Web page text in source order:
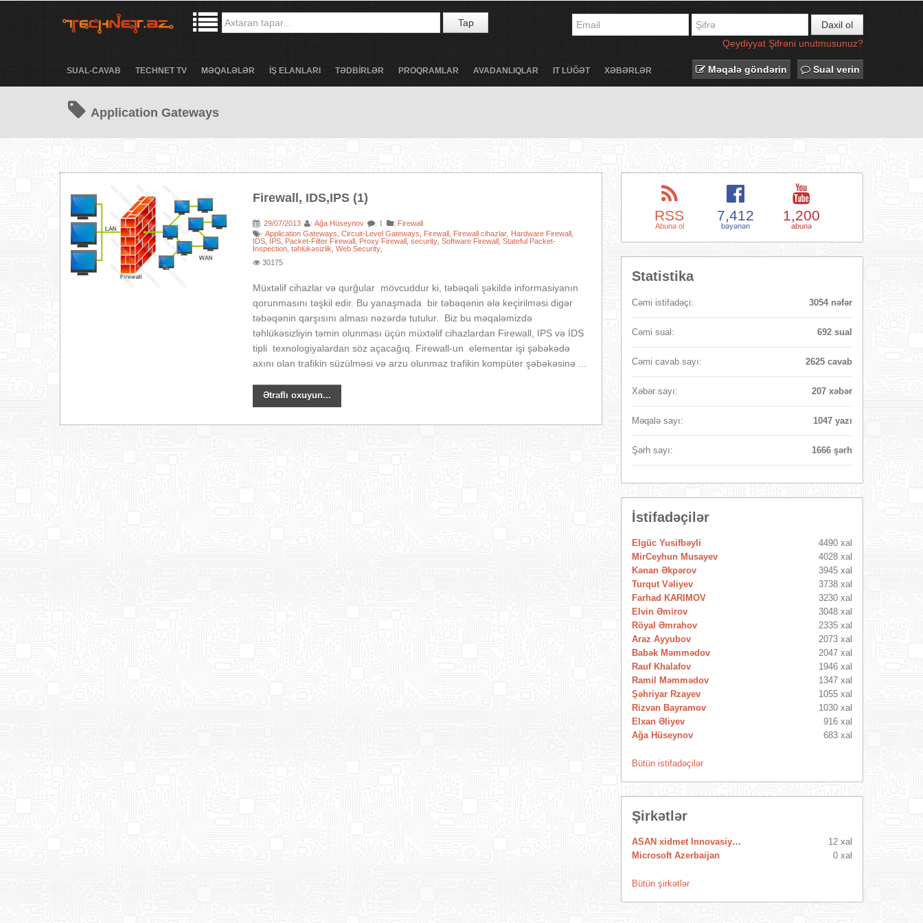
Tap
Daxil ol
Qeydiyyat Şifrəni unutmusunuz?
SUAL-CAVAB TECHNET TV MƏQALƏLƏR İŞ ELANLARI TƏDBİRLƏR PROQRAMLAR AVADANLIQLAR IT LÜĞƏT XƏBƏRLƏR Məqalə göndərin Sual verin
Application Gateways
Firewall, IDS,IPS (1)
:29/07/2013 :Ağa Hüseynov : 1 : Firewall
:Application Gateways ,Circuit-Level Gateways Firewall Firewall cihazlar Hardware Firewall
IDS IPS Packet-Filter Firewall Proxy Firewall ,security ,Software Firewall ,Stateful Packet-
Inspection ,təhlükəsizlik ,Web Security
30175
Müxtəlif cihazlar və qurğular mövcuddur ki, təbəqəli şəkildə informasiyanın
qorunmasını təşkil edir. Bu yanaşmada bir təbəqənin ələ keçirilməsi digər
təbəqənin qarşısını alması nəzərdə tutulur. Biz bu məqaləmizdə
təhlükəsizliyin təmin olunması üçün müxtəlif cihazlardan Firewall, IPS və İDS
tipli texnologiyalardan söz açacağıq. Firewall-un elementar işi şəbəkədə
axını olan trafikin süzülməsi və arzu olunmaz trafikin kompüter şəbəkəsinə ...
Ətraflı oxuyun...
RSS
Abunə ol
7,412
bəyənən
1,200
abunə
Statistika
Cəmi istifadəçi: 3054 nəfər
Cəmi sual: 692 sual
Cəmi cavab sayı: 2625 cavab
Xəbər sayı: 207 xəbər
Məqalə sayı: 1047 yazı
Şərh sayı: 1666 şərh
İstifadəçilər
Elgüc Yusifbəyli
4490 xal
MirCeyhun Musayev
4028 xal
Kənan Əkpərov
3945 xal
Turqut Vəliyev
3738 xal
Farhad KARIMOV
3230 xal
Elvin Əmirov
3048 xal
Röyal Əmrahov
2335 xal
Araz Ayyubov
2073 xal
Babək Məmmədov
2047 xal
Rauf Khalafov
1946 xal
Ramil Məmmədov
1347 xal
Şəhriyar Rzayev
1055 xal
Rizvan Bayramov
1030 xal
Elxan Əliyev
916 xal
Ağa Hüseynov
683 xal
Bütün istifadəçilər
Şirkətlər
ASAN xidmet Innovasiya Mərkəzi
12 xal
Microsoft Azerbaijan
0 xal
Bütün şirkətlər